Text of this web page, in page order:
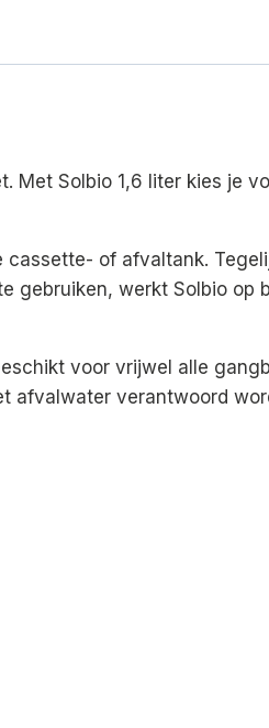
Met Solbio 1,6 liter kies je
cassette- of afvaltank.
gebruiken, werkt Solbio op
voor vrijwel alle
afvalwater verantwoord